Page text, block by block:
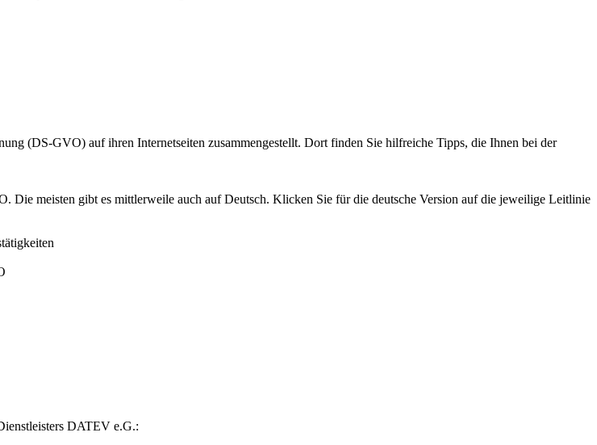
(DS-GVO) auf ihren Internetseiten zusammengestellt. Dort finden Sie hilfreiche Tipps, die Ihnen bei der
Die meisten gibt es mittlerweile auch auf Deutsch. Klicken Sie für die deutsche Version auf die jeweilige Leitlinie
DATEV e.G.: